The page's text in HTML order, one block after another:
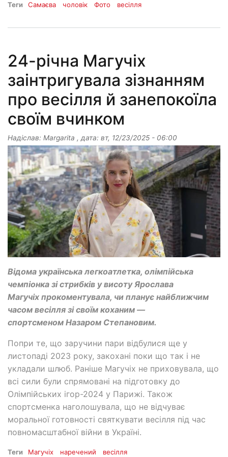
Теги Самаєва чоловік Фото весілля
24-річна Магучіх
заінтригувала зізнанням
про весілля й занепокоїла
своїм вчинком
Надіслав: Margarita , дата: вт, 12/23/2025 - 06:00
Відома українська легкоатлетка, олімпійська
чемпіонка зі стрибків у висоту Ярослава
Магучіх прокоментувала, чи планує найближчим
часом весілля зі своїм коханим —
спортсменом Назаром Степановим.
Попри те, що заручини пари відбулися ще у
листопаді 2023 року, закохані поки що так і не
укладали шлюб. Раніше Магучіх не приховувала, що
всі сили були спрямовані на підготовку до
Олімпійських ігор-2024 у Парижі. Також
спортсменка наголошувала, що не відчуває
моральної готовності святкувати весілля під час
повномасштабної війни в Україні.
Теги Магучіх наречений весілля